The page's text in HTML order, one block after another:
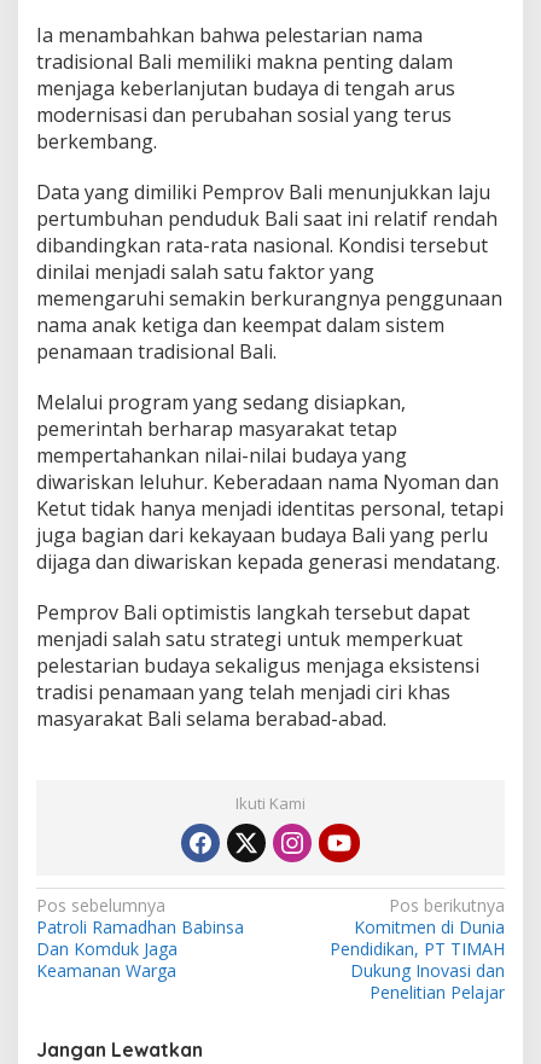
K
e
t
u
Ia menambahkan bahwa pelestarian nama
tradisional Bali memiliki makna penting dalam
menjaga keberlanjutan budaya di tengah arus
modernisasi dan perubahan sosial yang terus
berkembang.
Data yang dimiliki Pemprov Bali menunjukkan laju
pertumbuhan penduduk Bali saat ini relatif rendah
dibandingkan rata-rata nasional. Kondisi tersebut
dinilai menjadi salah satu faktor yang
memengaruhi semakin berkurangnya penggunaan
nama anak ketiga dan keempat dalam sistem
penamaan tradisional Bali.
Melalui program yang sedang disiapkan,
pemerintah berharap masyarakat tetap
mempertahankan nilai-nilai budaya yang
diwariskan leluhur. Keberadaan nama Nyoman dan
Ketut tidak hanya menjadi identitas personal, tetapi
juga bagian dari kekayaan budaya Bali yang perlu
dijaga dan diwariskan kepada generasi mendatang.
Pemprov Bali optimistis langkah tersebut dapat
menjadi salah satu strategi untuk memperkuat
pelestarian budaya sekaligus menjaga eksistensi
tradisi penamaan yang telah menjadi ciri khas
masyarakat Bali selama berabad-abad.
Ikuti Kami
N
a
v
g
Pos sebelumnya
Patroli Ramadhan Babinsa
Dan Komduk Jaga
Keamanan Warga
Pos berikutnya
Komitmen di Dunia
Pendidikan, PT TIMAH
Dukung Inovasi dan
Penelitian Pelajar
Jangan Lewatkan